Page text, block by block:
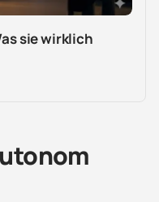
sie wirklich